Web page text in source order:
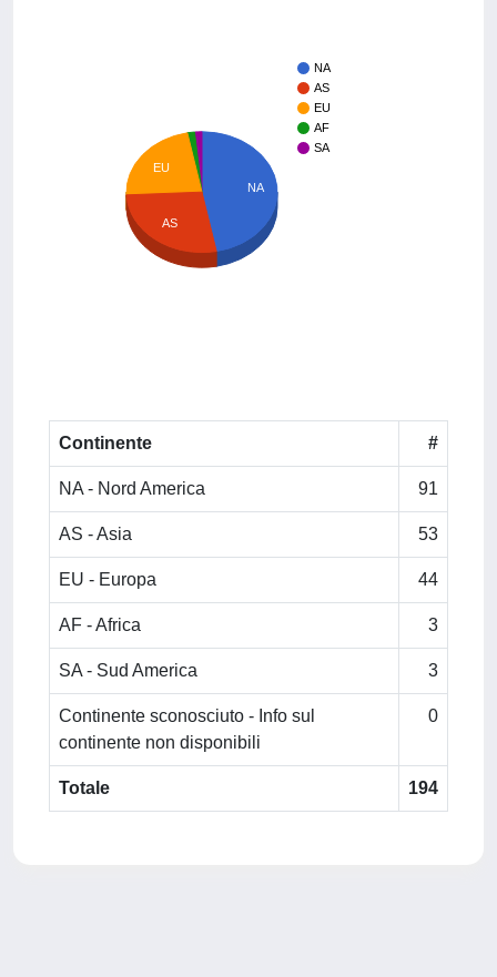
NA
AS
EU
AF
SA
NA
EU
AS
Continente #
NA - Nord America 91
AS - Asia 53
EU - Europa 44
AF - Africa 3
SA - Sud America 3
Continente sconosciuto - Info sul
continente non disponibili
0
Totale 194